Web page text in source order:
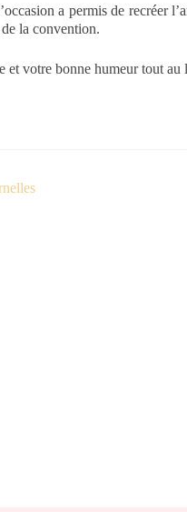
a permis de recréer
la convention.
et votre bonne humeur tout au